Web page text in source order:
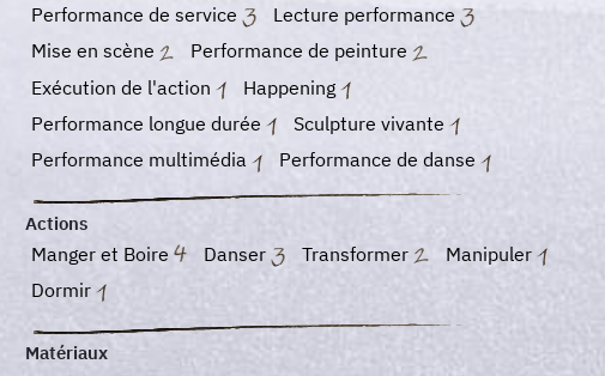
Performance de service
Lecture performance
Mise en scène
Performance de peinture
Exécution de l'action
Happening
Performance longue durée
Sculpture vivante
Performance multimédia
Performance de danse
Actions
Manger et Boire Danser Transformer
Manipuler
Dormir
Matériaux